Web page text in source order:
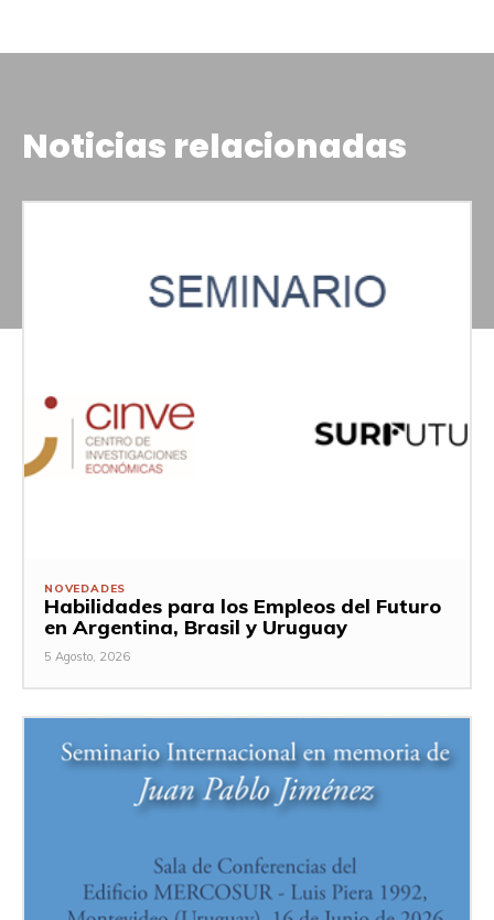
Noticias relacionadas
NOVEDADES
Habilidades para los Empleos del Futuro
en Argentina, Brasil y Uruguay
5 Agosto, 2026